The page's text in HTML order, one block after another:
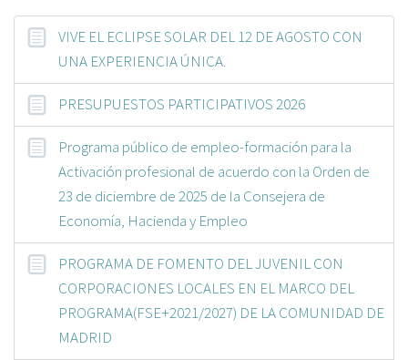
VIVE EL ECLIPSE SOLAR DEL 12 DE AGOSTO CON
UNA EXPERIENCIA ÚNICA.
PRESUPUESTOS PARTICIPATIVOS 2026
Programa público de empleo-formación para la
Activación profesional de acuerdo con la Orden de
23 de diciembre de 2025 de la Consejera de
Economía, Hacienda y Empleo
PROGRAMA DE FOMENTO DEL JUVENIL CON
CORPORACIONES LOCALES EN EL MARCO DEL
PROGRAMA(FSE+2021/2027) DE LA COMUNIDAD DE
MADRID